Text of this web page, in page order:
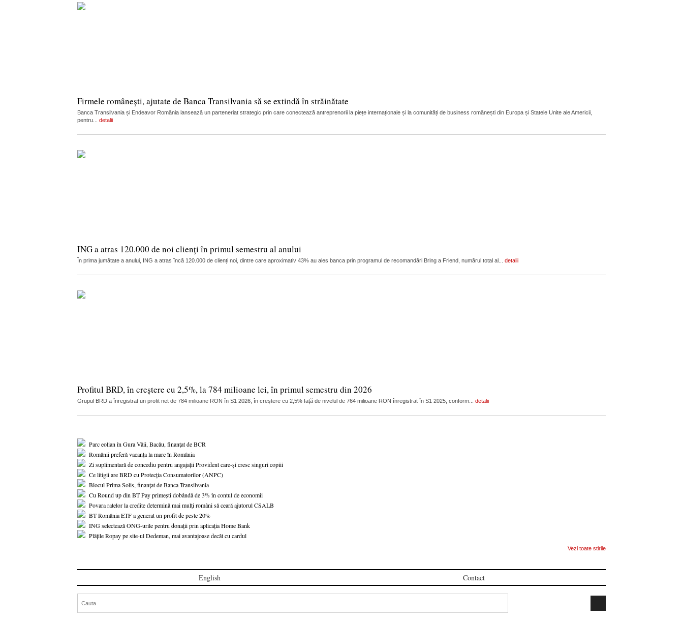
Firmele românești, ajutate de Banca Transilvania să se extindă în străinătate
Banca Transilvania și Endeavor România lansează un parteneriat strategic prin care conectează antreprenorii la piețe internaționale și la comunități de business românești din Europa și Statele Unite ale Americii,
pentru... detalii
ING a atras 120.000 de noi clienți în primul semestru al anului
În prima jumătate a anului, ING a atras încă 120.000 de clienți noi, dintre care aproximativ 43% au ales banca prin programul de recomandări Bring a Friend, numărul total al... detalii
Profitul BRD, în creștere cu 2,5%, la 784 milioane lei, în primul semestru din 2026
Grupul BRD a înregistrat un profit net de 784 milioane RON în S1 2026, în creștere cu 2,5% față de nivelul de 764 milioane RON înregistrat în S1 2025, conform... detalii
Parc eolian în Gura Văii, Bacău, finanțat de BCR
Românii preferă vacanța la mare în România
Zi suplimentară de concediu pentru angajații Provident care-și cresc singuri copiii
Ce litigii are BRD cu Protecția Consumatorilor (ANPC)
Blocul Prima Solis, finanțat de Banca Transilvania
Cu Round up din BT Pay primești dobândă de 3% în contul de economii
Povara ratelor la credite determină mai mulți români să ceară ajutorul CSALB
BT România ETF a generat un profit de peste 20%
ING selectează ONG-urile pentru donații prin aplicația Home Bank
Plățile Ropay pe site-ul Dedeman, mai avantajoase decât cu cardul
Vezi toate stirile
English Contact